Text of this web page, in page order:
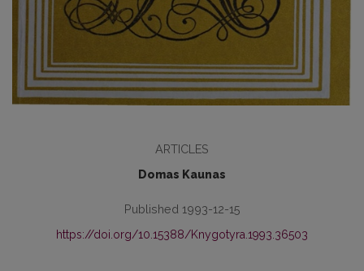
ARTICLES
Domas Kaunas
Published 1993-12-15
https://doi.org/10.15388/Knygotyra.1993.36503